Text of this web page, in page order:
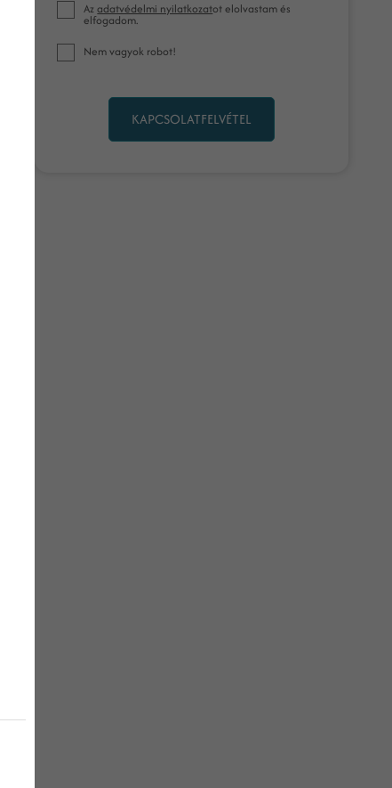
Azadatvédelmi nyilatkozatot elolvastam és
elfogadom.
Nem vagyok robot!
KAPCSOLATFELVÉTEL